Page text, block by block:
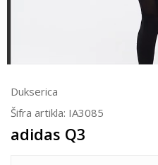
Dukserica
Šifra artikla: IA3085
adidas Q3